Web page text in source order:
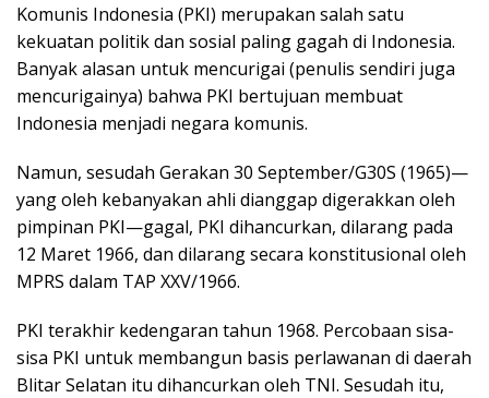
Komunis Indonesia (PKI) merupakan salah satu
kekuatan politik dan sosial paling gagah di Indonesia.
Banyak alasan untuk mencurigai (penulis sendiri juga
mencurigainya) bahwa PKI bertujuan membuat
Indonesia menjadi negara komunis.
Namun, sesudah Gerakan 30 September/G30S (1965)—
yang oleh kebanyakan ahli dianggap digerakkan oleh
pimpinan PKI—gagal, PKI dihancurkan, dilarang pada
12 Maret 1966, dan dilarang secara konstitusional oleh
MPRS dalam TAP XXV/1966.
PKI terakhir kedengaran tahun 1968. Percobaan sisa-
sisa PKI untuk membangun basis perlawanan di daerah
Blitar Selatan itu dihancurkan oleh TNI. Sesudah itu,